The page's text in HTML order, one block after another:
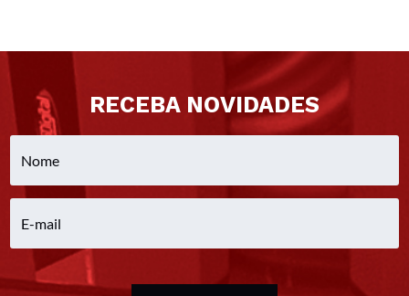
RECEBA NOVIDADES